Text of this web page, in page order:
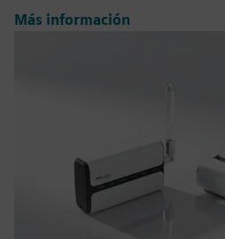
Más información